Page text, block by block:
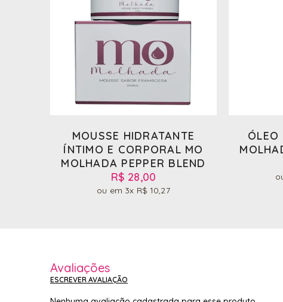
MOUSSE HIDRATANTE
ÍNTIMO E CORPORAL MO
MOLHADA PEPPER BLEND
R$ 28,00
3x R$ 10,27
ÓLEO
Avaliações
ESCREVER AVALIAÇÃO